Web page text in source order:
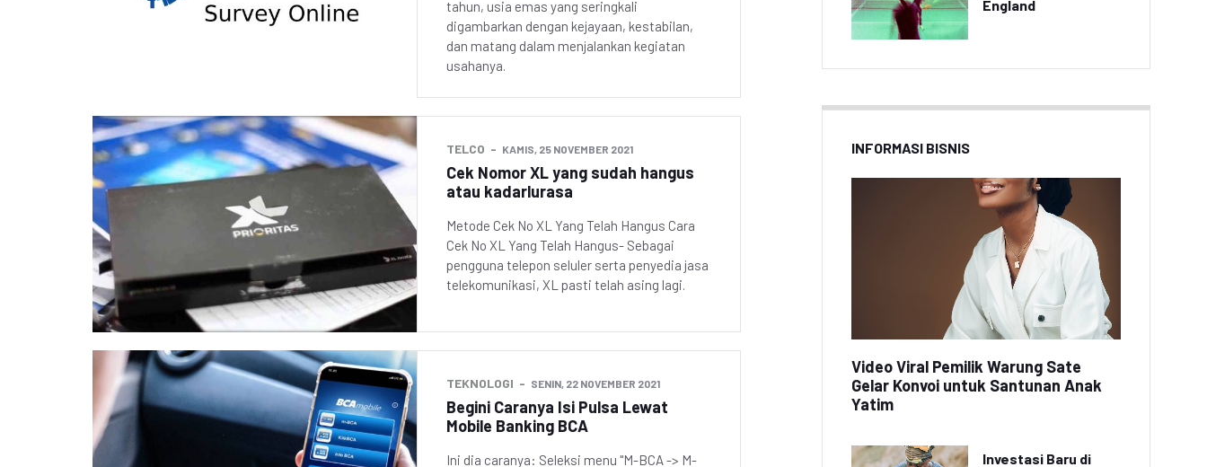
tahun, usia emas yang seringkali
digambarkan dengan kejayaan, kestabilan,
dan matang dalam menjalankan kegiatan
usahanya.
TELCO KAMIS, 25 NOVEMBER 2021
Cek Nomor XL yang sudah hangus
atau kadarlurasa
Metode Cek No XL Yang Telah Hangus Cara
Cek No XL Yang Telah Hangus- Sebagai
pengguna telepon seluler serta penyedia jasa
telekomunikasi, XL pasti telah asing lagi.
TEKNOLOGI SENIN, 22 NOVEMBER 2021
Begini Caranya Isi Pulsa Lewat
Mobile Banking BCA
Ini dia caranya: Seleksi menu "M-BCA -> M-
England
INFORMASI BISNIS
Video Viral Pemilik Warung Sate
Gelar Konvoi untuk Santunan Anak
Yatim
Investasi Baru di